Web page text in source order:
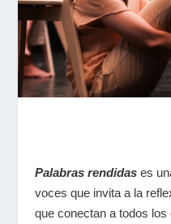
Palabras rendidases
voces que invita a la
que conectan a todos